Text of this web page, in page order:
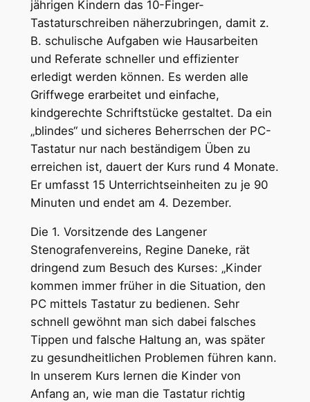
jährigen Kindern das 10-Finger-
Tastaturschreiben näherzubringen, damit z.
B. schulische Aufgaben wie Hausarbeiten
und Referate schneller und effizienter
erledigt werden können. Es werden alle
Griffwege erarbeitet und einfache,
kindgerechte Schriftstücke gestaltet. Da ein
„blindes“ und sicheres Beherrschen der PC-
Tastatur nur nach beständigem Üben zu
erreichen ist, dauert der Kurs rund 4 Monate.
Er umfasst 15 Unterrichtseinheiten zu je 90
Minuten und endet am 4. Dezember.
Die 1. Vorsitzende des Langener
Stenografenvereins, Regine Daneke, rät
dringend zum Besuch des Kurses: „Kinder
kommen immer früher in die Situation, den
PC mittels Tastatur zu bedienen. Sehr
schnell gewöhnt man sich dabei falsches
Tippen und falsche Haltung an, was später
zu gesundheitlichen Problemen führen kann.
In unserem Kurs lernen die Kinder von
Anfang an, wie man die Tastatur richtig